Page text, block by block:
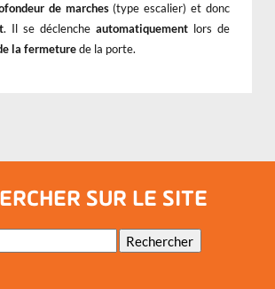
de marches(type escalier) et donc
. Il se déclenche automatiquementlors de
la fermeturede la porte.
SUR LE SITE
Rechercher